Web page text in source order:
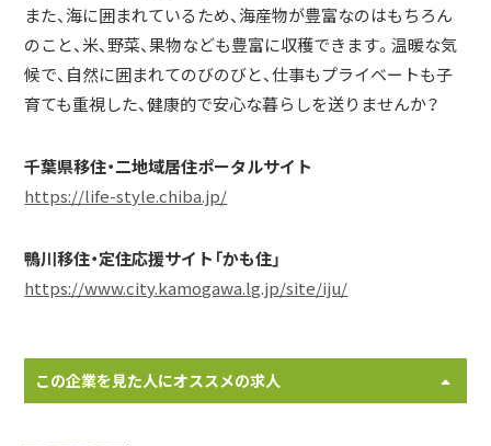
また、海に囲まれているため、海産物が豊富なのはもちろん
のこと、米、野菜、果物なども豊富に収穫できます。温暖な気
候で、自然に囲まれてのびのびと、仕事もプライベートも子
育ても重視した、健康的で安心な暮らしを送りませんか？
千葉県移住・二地域居住ポータルサイト
https://life-style.chiba.jp/
鴨川移住・定住応援サイト「かも住」
https://www.city.kamogawa.lg.jp/site/iju/
この企業を見た人にオススメの求人